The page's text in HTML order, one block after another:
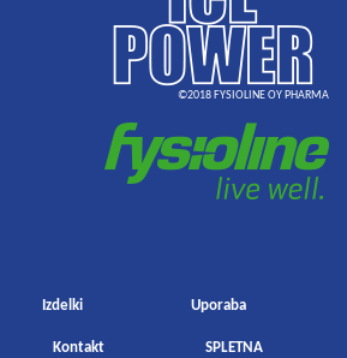
©2018 FYSIOLINE OY PHARMA
Izdelki Uporaba
Kontakt
SPLETNA